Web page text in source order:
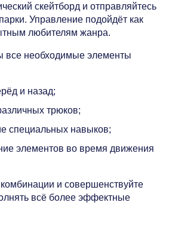
скейтборд и отправляйтесь
Управление подойдёт как
любителям жанра.
все необходимые элементы
и назад;
трюков;
специальных навыков;
элементов во время движения
и совершенствуйте
всё более эффектные